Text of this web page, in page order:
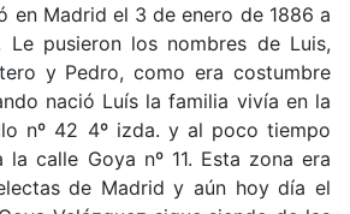
en Madrid el 3 de enero de 1886 a
pusieron los nombres de Luis,
y Pedro, como era costumbre
nació Luís la familia vivía en la
nº 42 4º izda. y al poco tiempo
calle Goya nº 11. Esta zona era
de Madrid y aún hoy día el